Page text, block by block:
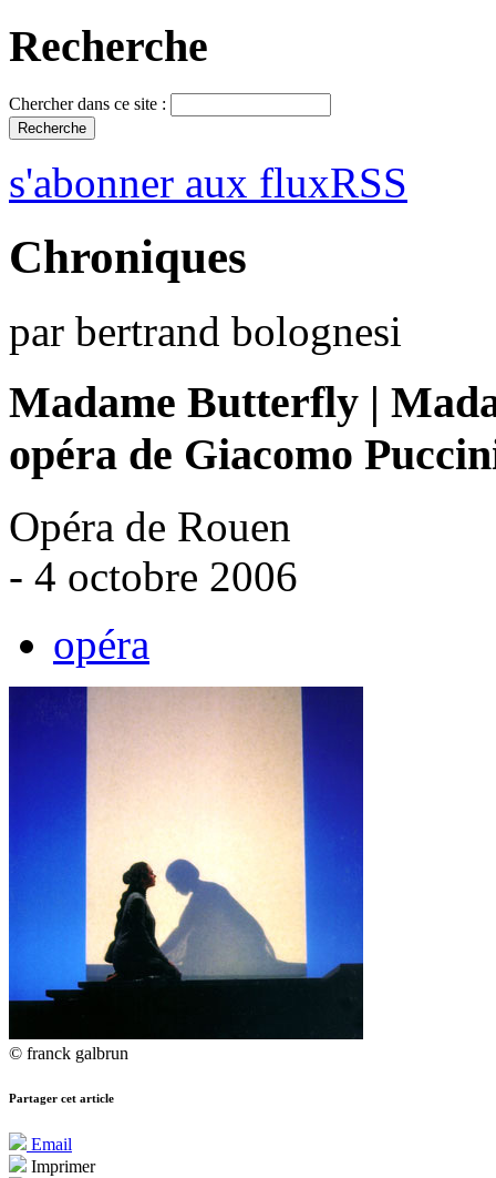
Recherche
Chercher dans ce site :
s'abonner aux fluxRSS
Chroniques
par bertrand bolognesi
Madame Butterfly |
opéra de Giacomo
Opéra de Rouen
- 4 octobre 2006
opéra
© franck galbrun
Partager cet article
Email
Imprimer